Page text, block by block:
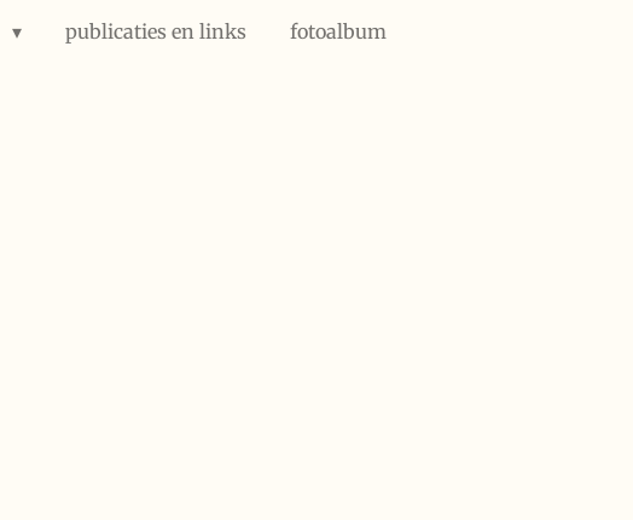
publicaties en links fotoalbum